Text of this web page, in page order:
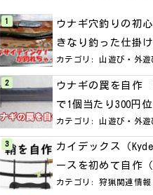
ウナギ穴釣りの初
きなり釣った仕掛
カテゴリ: 山遊び・外遊
ウナギの罠を自作
で1個当たり300円位
カテゴリ: 山遊び・外遊
カイデックス（
ースを初めて自作
カテゴリ:狩猟関連情報